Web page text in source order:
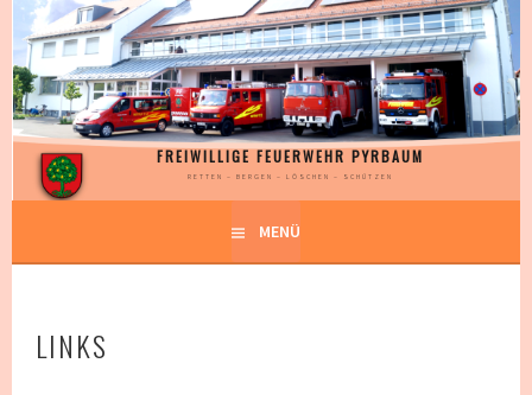
Springe
zum
Inhalt
FREIWILLIGE FEUERWEHR PYRBAUM
RETTEN – BERGEN – LÖSCHEN – SCHÜTZEN
MENÜ
LINKS